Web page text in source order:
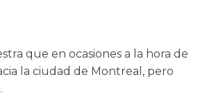
que en ocasiones a la hora de
la ciudad de Montreal, pero